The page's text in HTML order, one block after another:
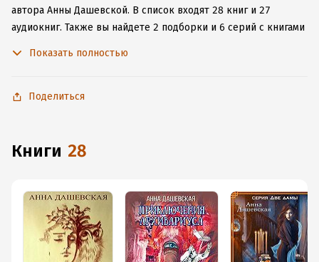
автора Анны Дашевской. В список входят 28 книг и 27
аудиокниг. Также вы найдете 2 подборки и 6 серий с книгами
iOS или Android, чтобы не расставаться с любимыми
Показать полностью
Поделиться
книги 28